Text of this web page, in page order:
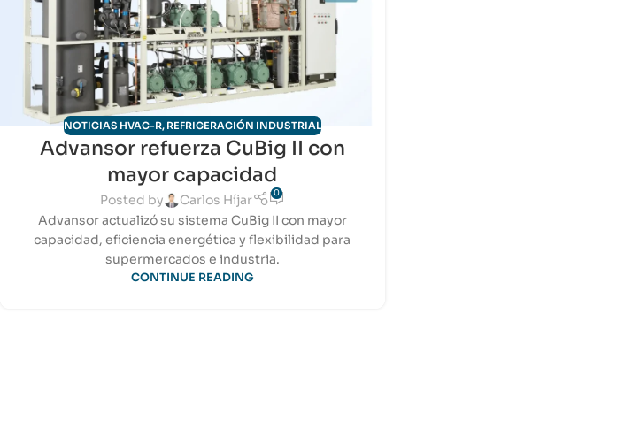
NOTICIAS HVAC-R, REFRIGERACIÓN INDUSTRIAL
Advansor refuerza CuBig II con
mayor capacidad
Posted by Carlos Híjar 0
Advansor actualizó su sistema CuBig II con mayor
capacidad, eficiencia energética y flexibilidad para
supermercados e industria.
CONTINUE READING